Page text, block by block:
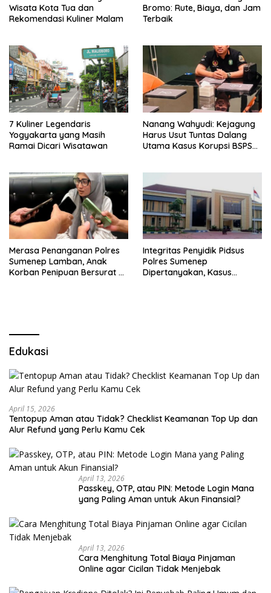
Wisata Kota Tua dan
Rekomendasi Kuliner Malam
Bromo: Rute, Biaya, dan Jam
Terbaik
7 Kuliner Legendaris
Yogyakarta yang Masih
Ramai Dicari Wisatawan
Nanang Wahyudi: Kejagung
Harus Usut Tuntas Dalang
Utama Kasus Korupsi BSPS
Merasa Penanganan Polres
Sumenep Lamban, Anak
Korban Penipuan Bersurat ke
Integritas Penyidik Pidsus
Polres Sumenep
Dipertanyakan, Kasus
Edukasi
April 15, 2026
Tentopup Aman atau Tidak? Checklist Keamanan Top Up dan
Alur Refund yang Perlu Kamu Cek
April 13, 2026
Passkey, OTP, atau PIN: Metode Login Mana
yang Paling Aman untuk Akun Finansial?
April 13, 2026
Cara Menghitung Total Biaya Pinjaman
Online agar Cicilan Tidak Menjebak